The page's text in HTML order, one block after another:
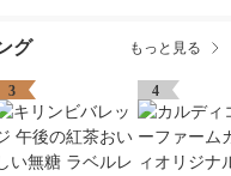
グ もっと見る
3 4